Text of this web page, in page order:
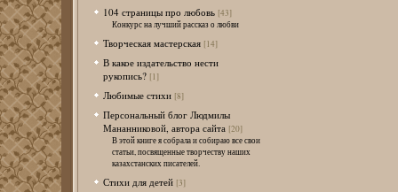
104 страницы про любовь [43]
Конкурс на лучший рассказ о любви
Творческая мастерская [14]
В какое издательство нести
рукопись? [1]
Любимые стихи [8]
Персональный блог Людмилы
Мананниковой, автора сайта [20]
В этой книге я собрала и собираю все свои
статьи, посвященные творчеству наших
казахстанских писателей.
Стихи для детей [3]